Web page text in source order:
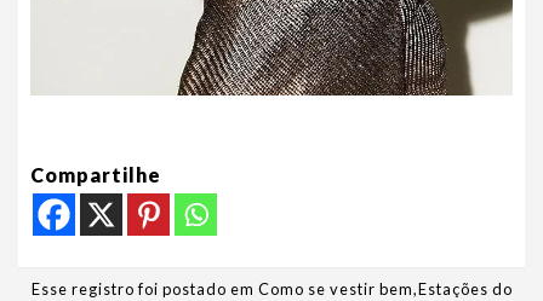
Compartilhe
Esse registro foi postado em Como se vestir bem,Estações do